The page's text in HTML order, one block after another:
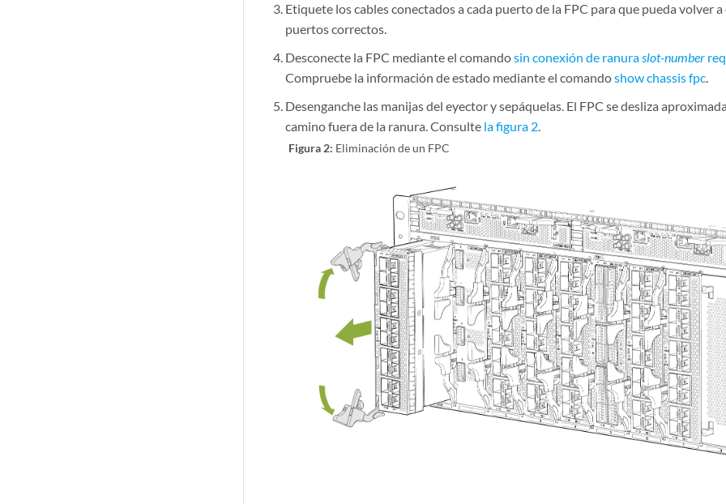
Etiquete los cables conectados a cada puerto de la FPC para que pueda volver
puertos correctos.
Desconecte la FPC mediante el comandosin conexión de ranuraslot-number
Compruebe la información de estado mediante el comandoshow chassis fpc.
Desenganche las manijas del eyector y sepáquelas. El FPC se desliza
camino fuera de la ranura. Consulte la figura 2.
Figura 2: Eliminación de un FPC